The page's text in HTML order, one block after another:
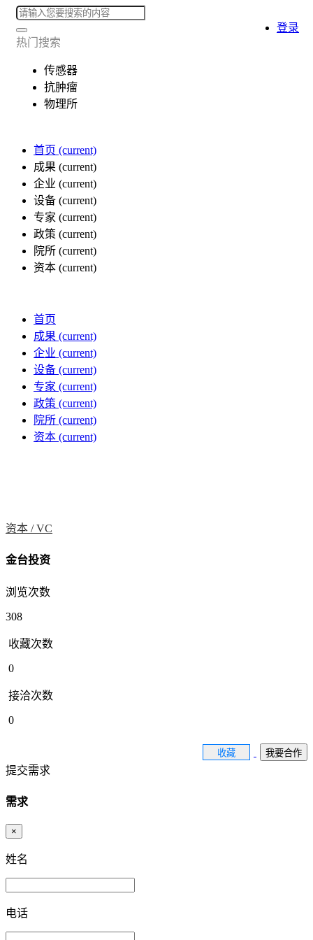
热门搜索
传感器
抗肿瘤
物理所
首页 (current)
成果 (current)
企业 (current)
设备 (current)
专家 (current)
政策 (current)
院所 (current)
资本 (current)
登录
首页
成果 (current)
企业 (current)
设备 (current)
专家 (current)
政策 (current)
院所 (current)
资本 (current)
资本 /VC
金台投资
浏览次数
308
收藏次数
0
接洽次数
0
收藏 我要合作
提交需求
需求
×
姓名
电话